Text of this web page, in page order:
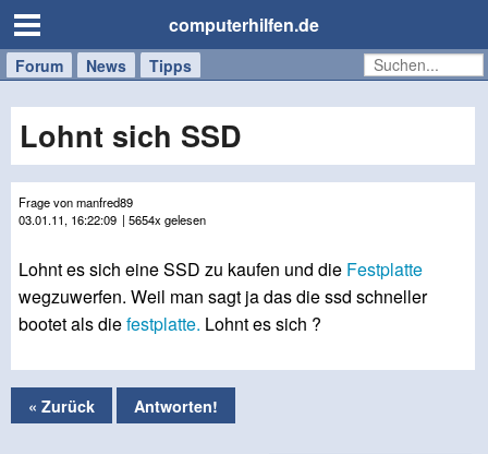
computerhilfen.de
Forum News Tipps
Handy
Tablet
Windows
Mac
Lohnt sich SSD
Frage von manfred89
03.01.11, 16:22:09 | 5654x gelesen
Lohnt es sich eine SSD zu kaufen und die Festplatte
wegzuwerfen. Weil man sagt ja das die ssd schneller
bootet als diefestplatte. Lohnt es sich ?
« Zurück Antworten!